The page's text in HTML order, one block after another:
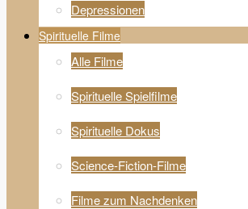
Depressionen
Spirituelle Filme
Alle Filme
Spirituelle Spielfilme
Spirituelle Dokus
Science-Fiction-Filme
Filme zum Nachdenken